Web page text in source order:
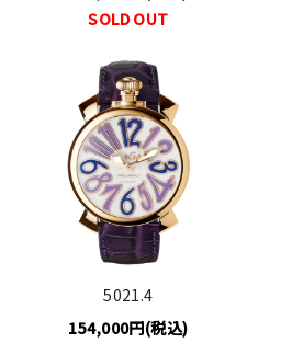
SOLD OUT
5021.4
154,000円(税込)